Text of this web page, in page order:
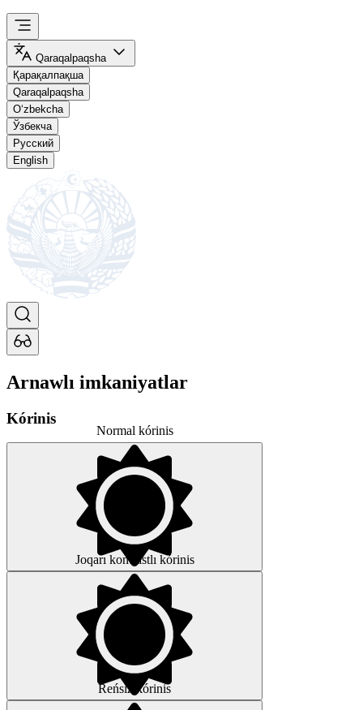
Qaraqalpaqsha
Қарақалпақша
Qaraqalpaqsha
O‘zbekcha
Ўзбекча
Русский
English
Arnawlı imkaniyatlar
Kórinis
Normal kórinis
Joqarı kontrastlı kórinis
Reńsiz kórinis